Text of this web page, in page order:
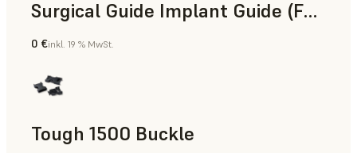
Surgical Guide Implant Guide (Form 4)
Zahnmedizin
0 €inkl. 19 % MwSt.
Tough 1500 Buckle